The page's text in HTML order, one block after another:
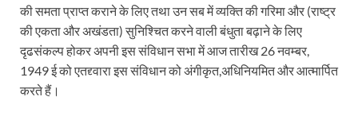
की समता प्राप्त कराने के लिए तथा उन सब में व्यक्ति की गरिमा और (राष्ट्र
की एकता और अखंडता) सुनिश्चित करने वाली बंधुता बढ़ाने के लिए
दृढसंकल्प होकर अपनी इस संविधान सभा में आज तारीख 26 नवम्बर,
1949 ई को एतद्द्वारा इस संविधान को अंगीकृत,अधिनियमित और आत्मार्पित
करते हैं।